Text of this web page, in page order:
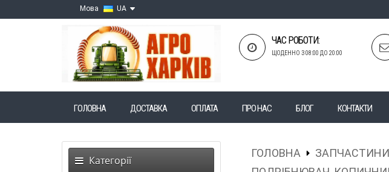
Мова UA
ЧАС РОБОТИ:
ЩОДЕННО З 08:00 ДО 20:00
ГОЛОВНА ДОСТАВКА ОПЛАТА ПРО НАС БЛОГ КОНТАКТИ
Категорії
ГОЛОВНА